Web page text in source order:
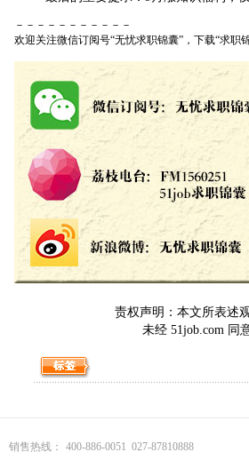
－－－－－－－－－－－
欢迎关注微信订阅号“无忧求职锦囊”，下载“求职
责权声明：本文所表述
未经 51job.com 同
销售热线：
400-886-0051 027-87810888